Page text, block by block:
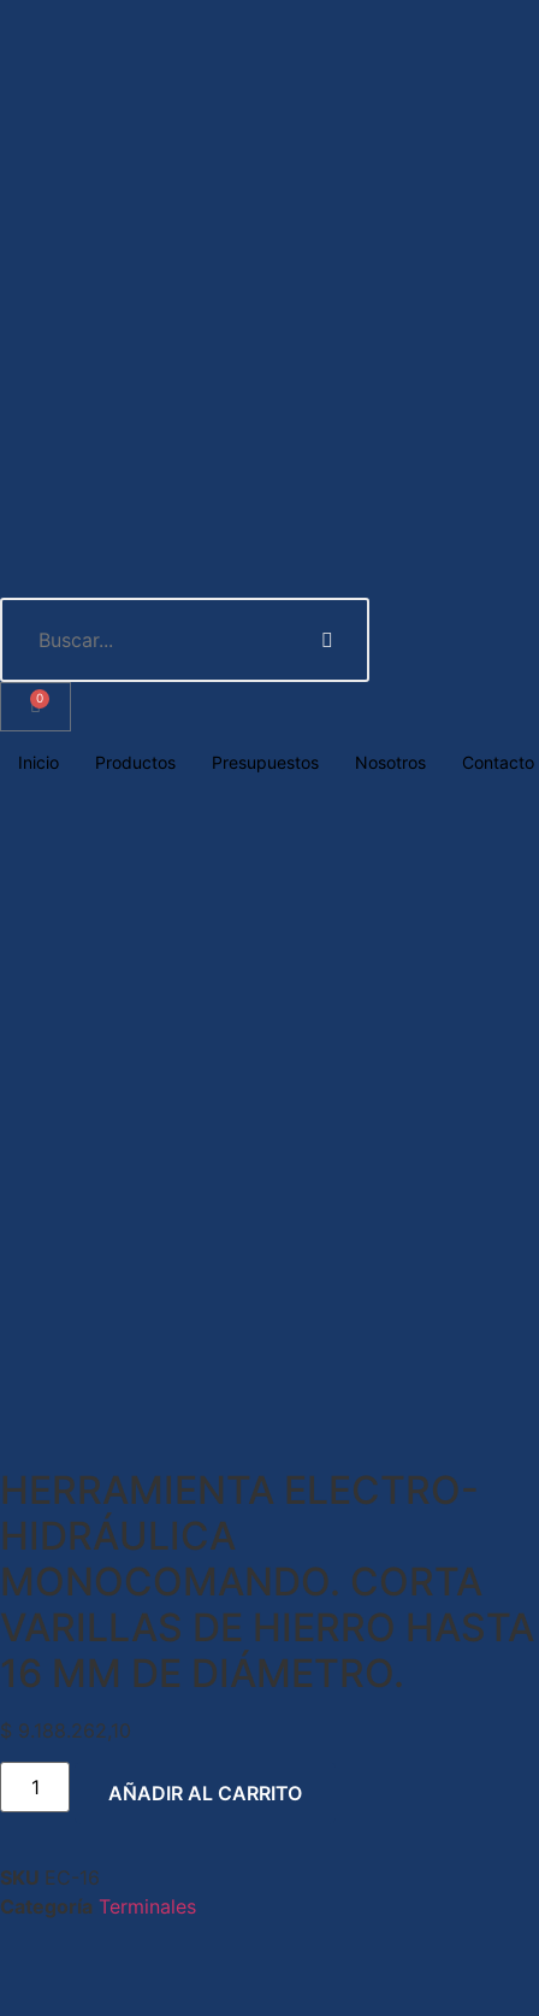
0
Inicio Productos Presupuestos Nosotros Contacto
HERRAMIENTA ELECTRO-
HIDRÁULICA
MONOCOMANDO. CORTA
VARILLAS DE HIERRO HASTA
16 MM DE DIÁMETRO.
$ 9.188.262,10
AÑADIR AL CARRITO
SKU EC-16
Categoría Terminales